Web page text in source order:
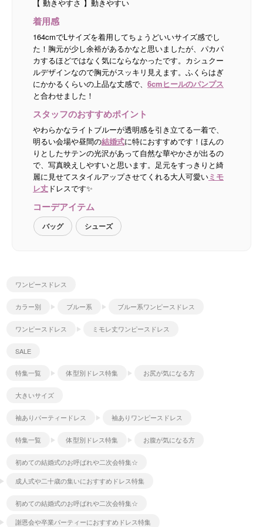
【 動きやすさ 】動きやすい
着用感
164cmでLサイズを着用してちょうどいいサイズ感でし
た！胸元が少し余裕があるかなと思いましたが、パカパ
カするほどではなく気にならなかったです。カシュクー
ルデザインなので胸元がスッキリ見えます。ふくらはぎ
にかかるくらいの上品な丈感で、 6cmヒールのパンプス
と合わせました！
スタッフのおすすめポイント
やわらかなライトブルーが透明感を引き立てる一着で、
明るい会場や昼間の結婚式に特におすすめです！ほんの
りとしたサテンの光沢があって自然な華やかさが出るの
で、写真映えしやすいと思います。足元をすっきりと綺
麗に見せてスタイルアップさせてくれる大人可愛いミモ
レ丈 ドレスです✨
コーデアイテム
バッグ シューズ
ワンピースドレス
カラー別 ブルー系 ブルー系ワンピースドレス
ワンピースドレス ミモレ丈ワンピースドレス
SALE
特集一覧 体型別ドレス特集 お尻が気になる方
大きいサイズ
袖ありパーティードレス 袖ありワンピースドレス
特集一覧 体型別ドレス特集 お腹が気になる方
初めての結婚式のお呼ばれや二次会特集☆
成人式や二十歳の集いにおすすめドレス特集
初めての結婚式のお呼ばれや二次会特集☆
謝恩会や卒業パーティーにおすすめドレス特集